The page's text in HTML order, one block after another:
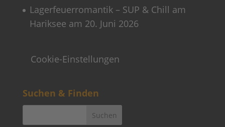
Lagerfeuerromantik – SUP & Chill am
Hariksee am 20. Juni 2026
Cookie-Einstellungen
Suchen & Finden